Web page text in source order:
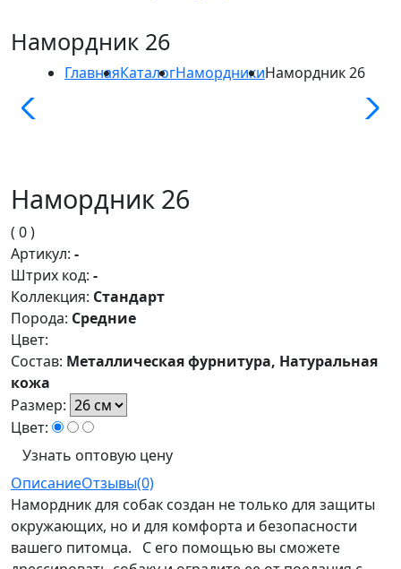
Намордник 26
ГлавнаяКаталогНамордникиНамордник 26
Намордник 26
( 0 )
Артикул: -
Штрих код: -
Коллекция: Стандарт
Порода: Средние
Цвет:
Состав: Металлическая фурнитура, Натуральная
кожа
Размер:
Цвет:
Узнать оптовую цену
ОписаниеОтзывы(0)
Намордник для собак создан не только для защиты
окружающих, но и для комфорта и безопасности
вашего питомца. С его помощью вы сможете